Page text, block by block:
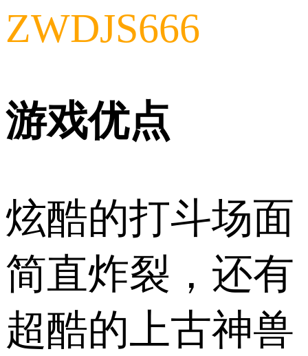
ZWDJS666
游戏优点
炫酷的打斗场面
简直炸裂，还有
超酷的上古神兽